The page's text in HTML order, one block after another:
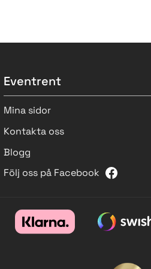
Eventrent
Mina sidor
Kontakta oss
Blogg
Följ oss på Facebook